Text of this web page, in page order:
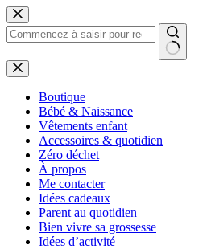
Passer
au
contenu
Aucun
résultat
Boutique
Bébé & Naissance
Vêtements enfant
Accessoires & quotidien
Zéro déchet
À propos
Me contacter
Idées cadeaux
Parent au quotidien
Bien vivre sa grossesse
Idées d’activité